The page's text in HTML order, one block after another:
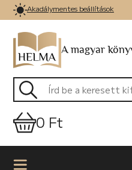
Akadálymentes beállítások
A magyar
0 Ft